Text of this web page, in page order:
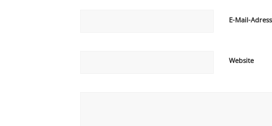
E-Mail-
Website